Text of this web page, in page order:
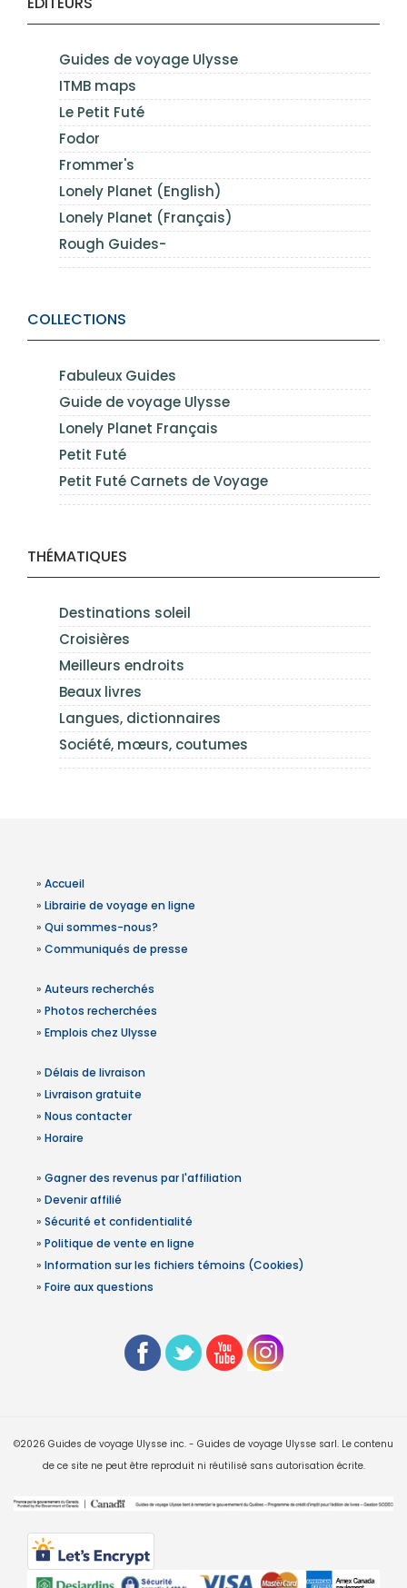
Guides de voyage Ulysse
ITMB maps
Le Petit Futé
Fodor
Frommer's
Lonely Planet (English)
Lonely Planet (Français)
Rough Guides-
COLLECTIONS
Fabuleux Guides
Guide de voyage Ulysse
Lonely Planet Français
Petit Futé
Petit Futé Carnets de Voyage
THÉMATIQUES
Destinations soleil
Croisières
Meilleurs endroits
Beaux livres
Langues, dictionnaires
Société, mœurs, coutumes
» Accueil
» Librairie de voyage en ligne
» Qui sommes-nous?
» Communiqués de presse
» Auteurs recherchés
» Photos recherchées
» Emplois chez Ulysse
» Délais de livraison
» Livraison gratuite
» Nous contacter
» Horaire
» Gagner des revenus par l'affiliation
» Devenir affilié
» Sécurité et confidentialité
» Politique de vente en ligne
» Information sur les fichiers témoins (Cookies)
» Foire aux questions
©2026 Guides de voyage Ulysse inc. - Guides de voyage Ulysse sarl. Le contenu
de ce site ne peut être reproduit ni réutilisé sans autorisation écrite.